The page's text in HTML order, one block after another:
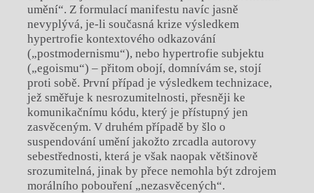
umění“. Z formulací manifestu navíc jasně
nevyplývá, je-li současná krize výsledkem
hypertrofie kontextového odkazování
(„postmodernismu“), nebo hypertrofie subjektu
(„egoismu“) – přitom obojí, domnívám se, stojí
proti sobě. První případ je výsledkem technizace,
jež směřuje k nesrozumitelnosti, přesněji ke
komunikačnímu kódu, který je přístupný jen
zasvěceným. V druhém případě by šlo o
suspendování umění jakožto zrcadla autorovy
sebestřednosti, která je však naopak většinově
srozumitelná, jinak by přece nemohla být zdrojem
morálního pobouření „nezasvěcených“.